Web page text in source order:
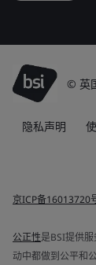
© 英
隐私声明
京ICP备16013720
公正性是BSI提供
动中都做到公平和